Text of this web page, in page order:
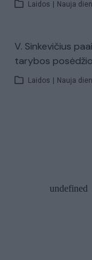
Laidos Nauja
V. Sinkevičius
tarybos
Laidos Nauja